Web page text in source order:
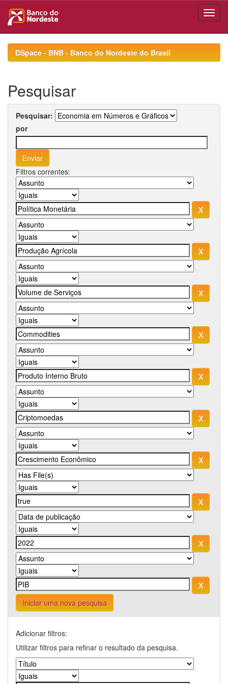
navigationDSpace - BNB - Banco do Nordeste do Brasil
Pesquisar
Pesquisar:
por
Filtros correntes:
Iniciar uma nova pesquisa
Adicionar filtros:
Utilizar filtros para refinar o resultado da pesquisa.